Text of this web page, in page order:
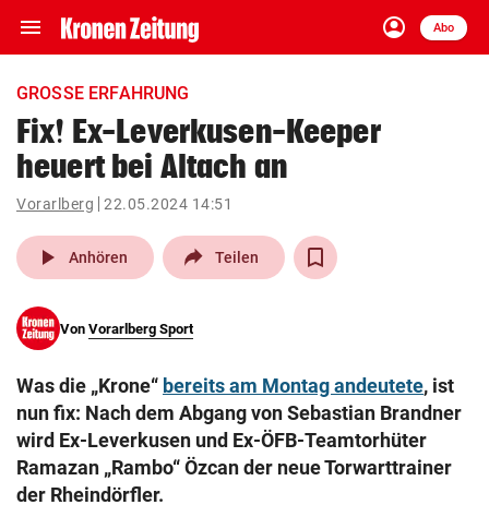
menu Navigation
ein-/ausklappen
account_circle
Anmelden
Abo
close Schließen
account_circle Anmelden
pin_drop
Wien arrow_right
search
eingeben
GROSSE ERFAHRUNG
Fix! Ex-Leverkusen-Keeper
heuert bei Altach an
Vorarlberg 22.05.2024 14:51
play_arrow Anhören Teilen
Von Vorarlberg Sport
Was die „Krone“ bereits am Montag andeutete, ist
nun fix: Nach dem Abgang von Sebastian Brandner
wird Ex-Leverkusen und Ex-ÖFB-Teamtorhüter
Ramazan „Rambo“ Özcan der neue Torwarttrainer
der Rheindörfler.